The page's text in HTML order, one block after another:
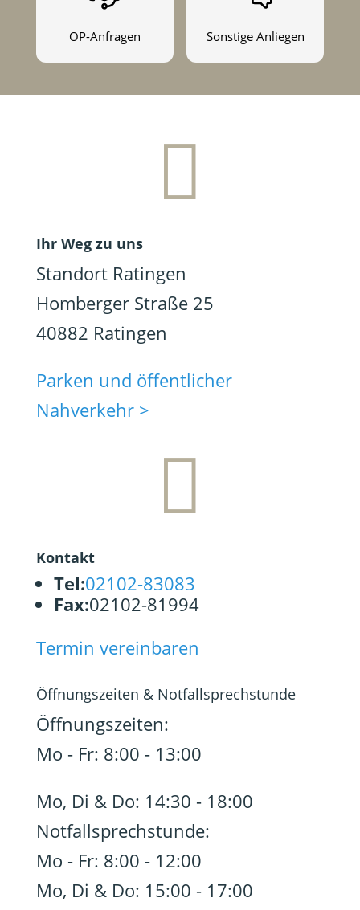
OP-Anfragen Sonstige Anliegen

Ihr Weg zu uns
Standort Ratingen
Homberger Straße 25
40882 Ratingen
Parken und öffentlicher
Nahverkehr >

Kontakt
Tel:02102-83083
Fax:02102-81994
Termin vereinbaren
Öffnungszeiten & Notfallsprechstunde
Öffnungszeiten:
Mo - Fr: 8:00 - 13:00
Mo, Di & Do: 14:30 - 18:00
Notfallsprechstunde:
Mo - Fr: 8:00 - 12:00
Mo, Di & Do: 15:00 - 17:00